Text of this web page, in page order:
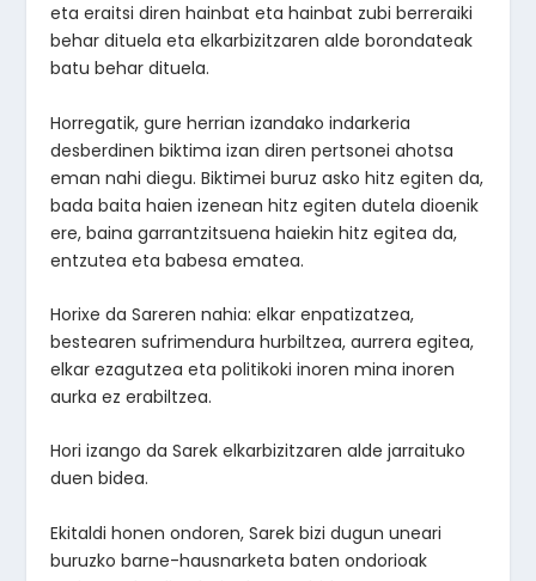
eta eraitsi diren hainbat eta hainbat zubi berreraiki
behar dituela eta elkarbizitzaren alde borondateak
batu behar dituela.
Horregatik, gure herrian izandako indarkeria
desberdinen biktima izan diren pertsonei ahotsa
eman nahi diegu. Biktimei buruz asko hitz egiten da,
bada baita haien izenean hitz egiten dutela dioenik
ere, baina garrantzitsuena haiekin hitz egitea da,
entzutea eta babesa ematea.
Horixe da Sareren nahia: elkar enpatizatzea,
bestearen sufrimendura hurbiltzea, aurrera egitea,
elkar ezagutzea eta politikoki inoren mina inoren
aurka ez erabiltzea.
Hori izango da Sarek elkarbizitzaren alde jarraituko
duen bidea.
Ekitaldi honen ondoren, Sarek bizi dugun uneari
buruzko barne-hausnarketa baten ondorioak